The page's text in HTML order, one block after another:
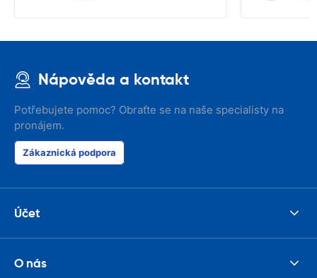
Nápověda a kontakt
Potřebujete pomoc? Obraťte se na naše specialisty na
pronájem.
Zákaznická podpora
Účet
O nás